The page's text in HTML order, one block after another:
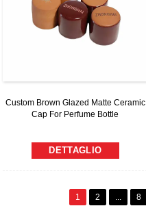
Custom Brown Glazed Matte Ceramic
Cap For Perfume Bottle
DETTAGLIO
1 2 ... 8